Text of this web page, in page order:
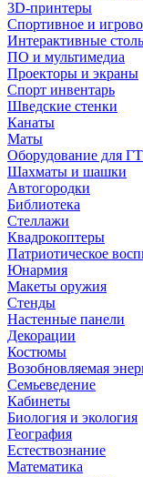
3D-принтеры
Спортивное и
Интерактивные
ПО и мультимедиа
Проекторы и экраны
Спорт инвентарь
Шведские стенки
Канаты
Маты
Оборудование для
Шахматы и шашки
Автогородки
Библиотека
Стеллажи
Квадрокоптеры
Патриотическое
Юнармия
Макеты оружия
Стенды
Настенные панели
Декорации
Костюмы
Возобновляемая
Семьеведение
Кабинеты
Биология и экология
География
Естествознание
Математика